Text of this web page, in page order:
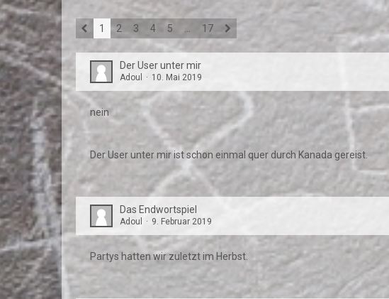
1 2 3 4 5 17
Der User unter mir
Adoul 10. Mai 2019
nein
Der User unter mir ist schon einmal quer durch Kanada gereist.
Das Endwortspiel
Adoul 9. Februar 2019
Partys hatten wir zuletzt im Herbst.